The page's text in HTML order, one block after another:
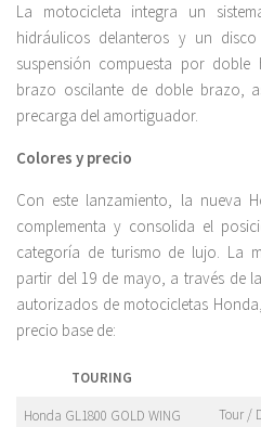
La motocicleta integra un
hidráulicos delanteros y un
suspensión compuesta por
brazo oscilante de doble brazo,
precarga del amortiguador.
Colores y precio
Con este lanzamiento, la nueva
complementa y consolida el
categoría de turismo de lujo. La
partir del 19 de mayo, a través de
autorizados de motocicletas
precio base de:
TOURING
Honda GL1800 GOLD WING
Tour /